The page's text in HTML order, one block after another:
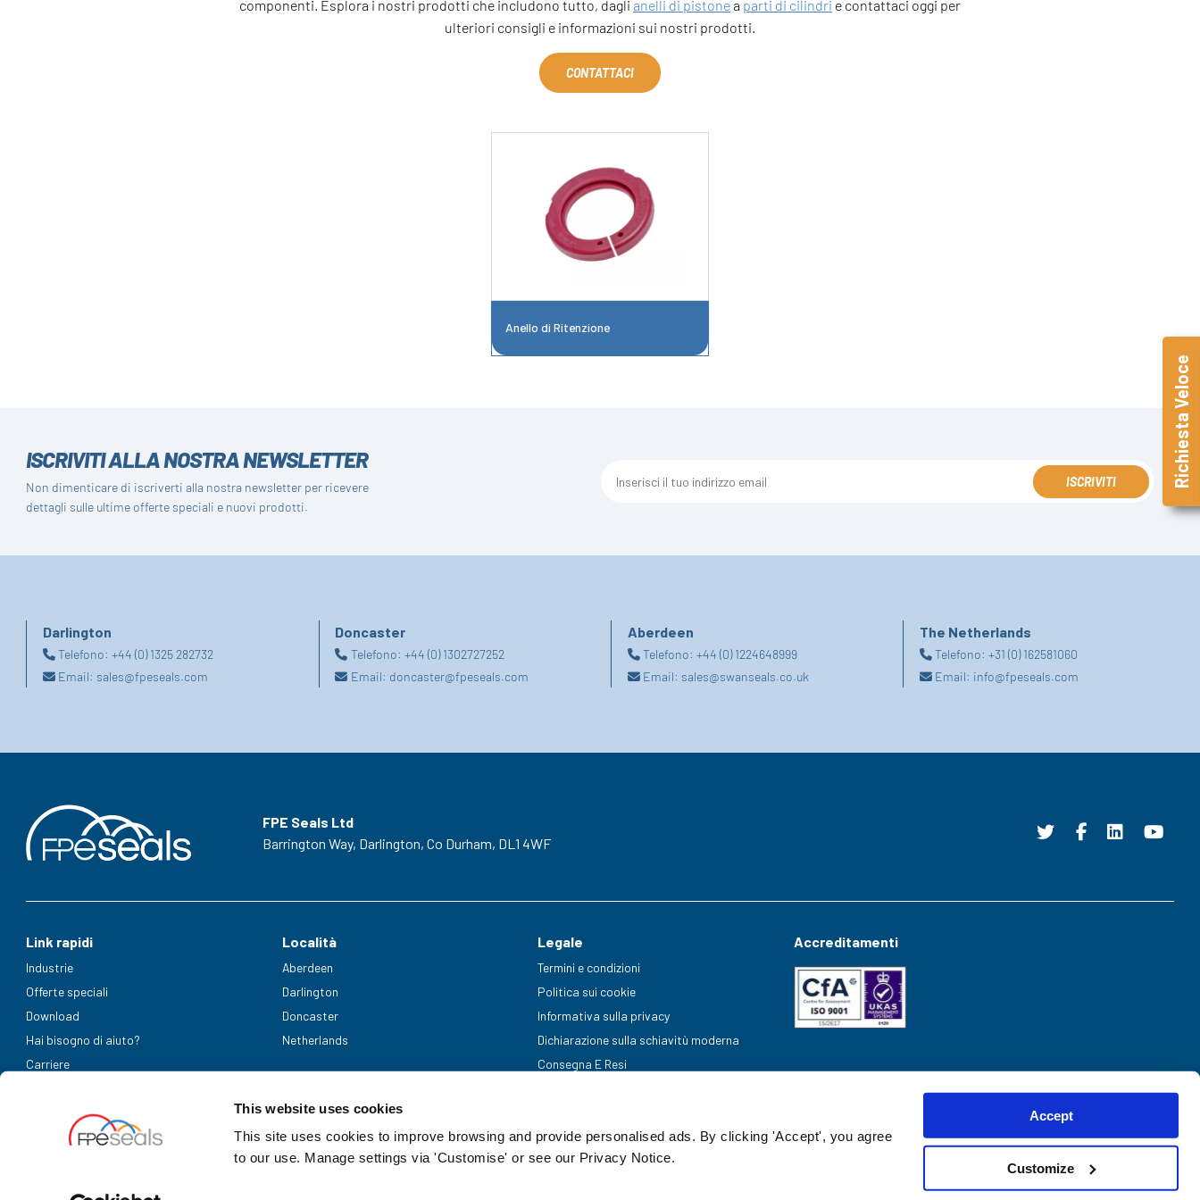
This website uses cookies
This site uses cookies to improve browsing and provide personalised ads. By clicking 'Accept', you agree
to our use. Manage settings via 'Customise' or see our Privacy Notice.
Accept
Customize
componenti. Esplora i nostri prodotti che includono tutto, dagli anelli di pistonea parti di cilindri e contattaci oggi per
ulteriori consigli e informazioni sui nostri prodotti.
CONTATTACI
Anello di Ritenzione
ISCRIVITI ALLA NOSTRA NEWSLETTER
Non dimenticare di iscriverti alla nostra newsletter per ricevere
dettagli sulle ultime offerte speciali e nuovi prodotti.
ISCRIVITI
Darlington
Telefono:+44 (0) 1325 282732
Email: sales@fpeseals.com
Doncaster
Telefono: +44 (0) 1302727252
Email: doncaster@fpeseals.com
Aberdeen
Telefono: +44 (0) 1224648999
Email: sales@swanseals.co.uk
The Netherlands
Telefono:+31 (0) 162581060
Email: info@fpeseals.com
FPE Seals Ltd
Barrington Way, Darlington, Co Durham, DL1 4WF
Link rapidi
Industrie
Offerte speciali
Download
Hai bisogno di aiuto?
Carriere
Località
Aberdeen
Darlington
Doncaster
Netherlands
Legale
Termini e condizioni
Politica sui cookie
Informativa sulla privacy
Dichiarazione sulla schiavitù moderna
Consegna E Resi
Accreditamenti
Richiesta Veloce